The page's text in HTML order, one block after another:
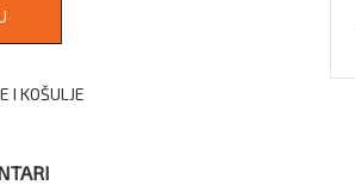
I KOŠULJE